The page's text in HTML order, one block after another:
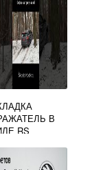
В
RS
KODIAQ